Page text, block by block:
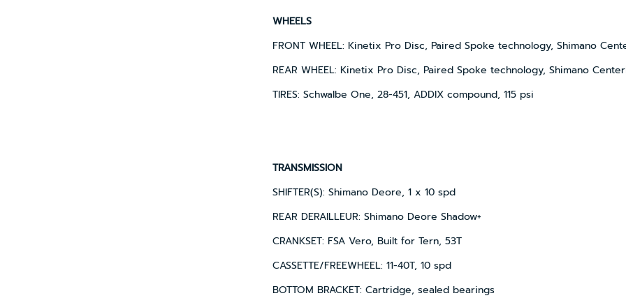
WHEELS
FRONT WHEEL: Kinetix Pro Disc, Paired Spoke technology, Shimano
REAR WHEEL: Kinetix Pro Disc, Paired Spoke technology, Shimano
TIRES: Schwalbe One, 28-451, ADDIX compound, 115 psi
TRANSMISSION
SHIFTER(S): Shimano Deore, 1 x 10 spd
REAR DERAILLEUR: Shimano Deore Shadow+
CRANKSET: FSA Vero, Built for Tern, 53T
CASSETTE/FREEWHEEL: 11-40T, 10 spd
BOTTOM BRACKET: Cartridge, sealed bearings